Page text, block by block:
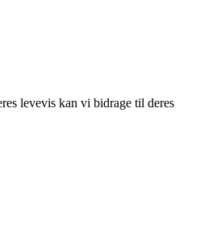
levevis kan vi bidrage til deres